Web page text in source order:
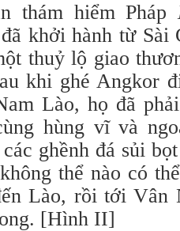
thám hiểm Pháp
khởi hành từ Sài
thuỷ lộ giao
khi ghé Angkor
Lào, họ đã
hùng vĩ và
ghềnh đá sủi
thể nào có
Lào, rồi tới Vân
[Hình II]